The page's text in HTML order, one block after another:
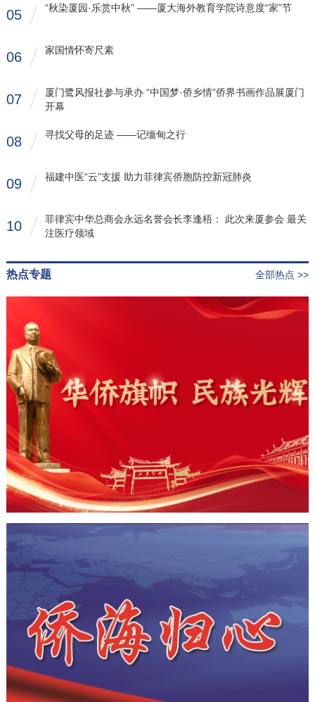
05 “秋染厦园·乐赏中秋” ——厦大海外教育学院诗意度“家”节
06 家国情怀寄尺素
07
厦门鹭风报社参与承办 “中国梦·侨乡情”侨界书画作品展厦门
开幕
08 寻找父母的足迹 ——记缅甸之行
09 福建中医“云”支援 助力菲律宾侨胞防控新冠肺炎
10
菲律宾中华总商会永远名誉会长李逢梧： 此次来厦参会 最关
注医疗领域
热点专题 全部热点 >>